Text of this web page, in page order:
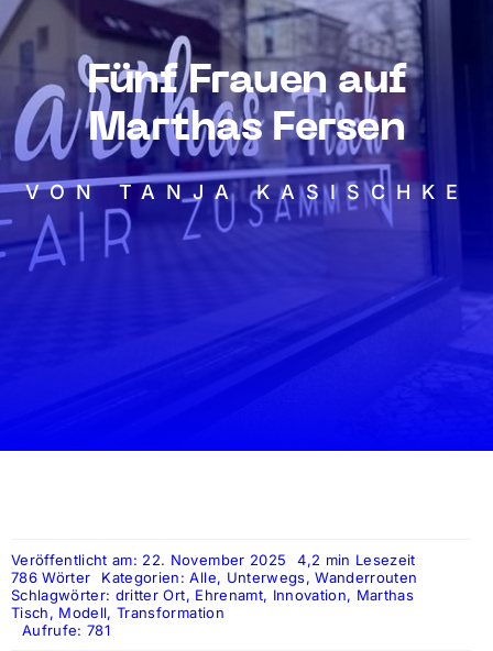
Fünf Frauen auf
Marthas Fersen
VON TANJA KASISCHKE
Veröffentlicht am: 22. November 2025
4,2 min Lesezeit
786 Wörter
Kategorien:Alle, Unterwegs,Wanderrouten
Schlagwörter: dritter Ort, Ehrenamt, Innovation, Marthas
Tisch, Modell,Transformation
Aufrufe: 781